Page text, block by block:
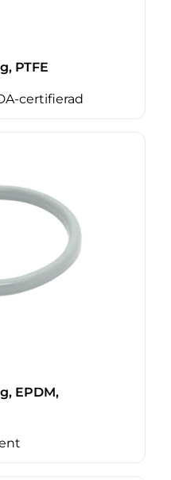
PTFE
certifierad
EPDM,